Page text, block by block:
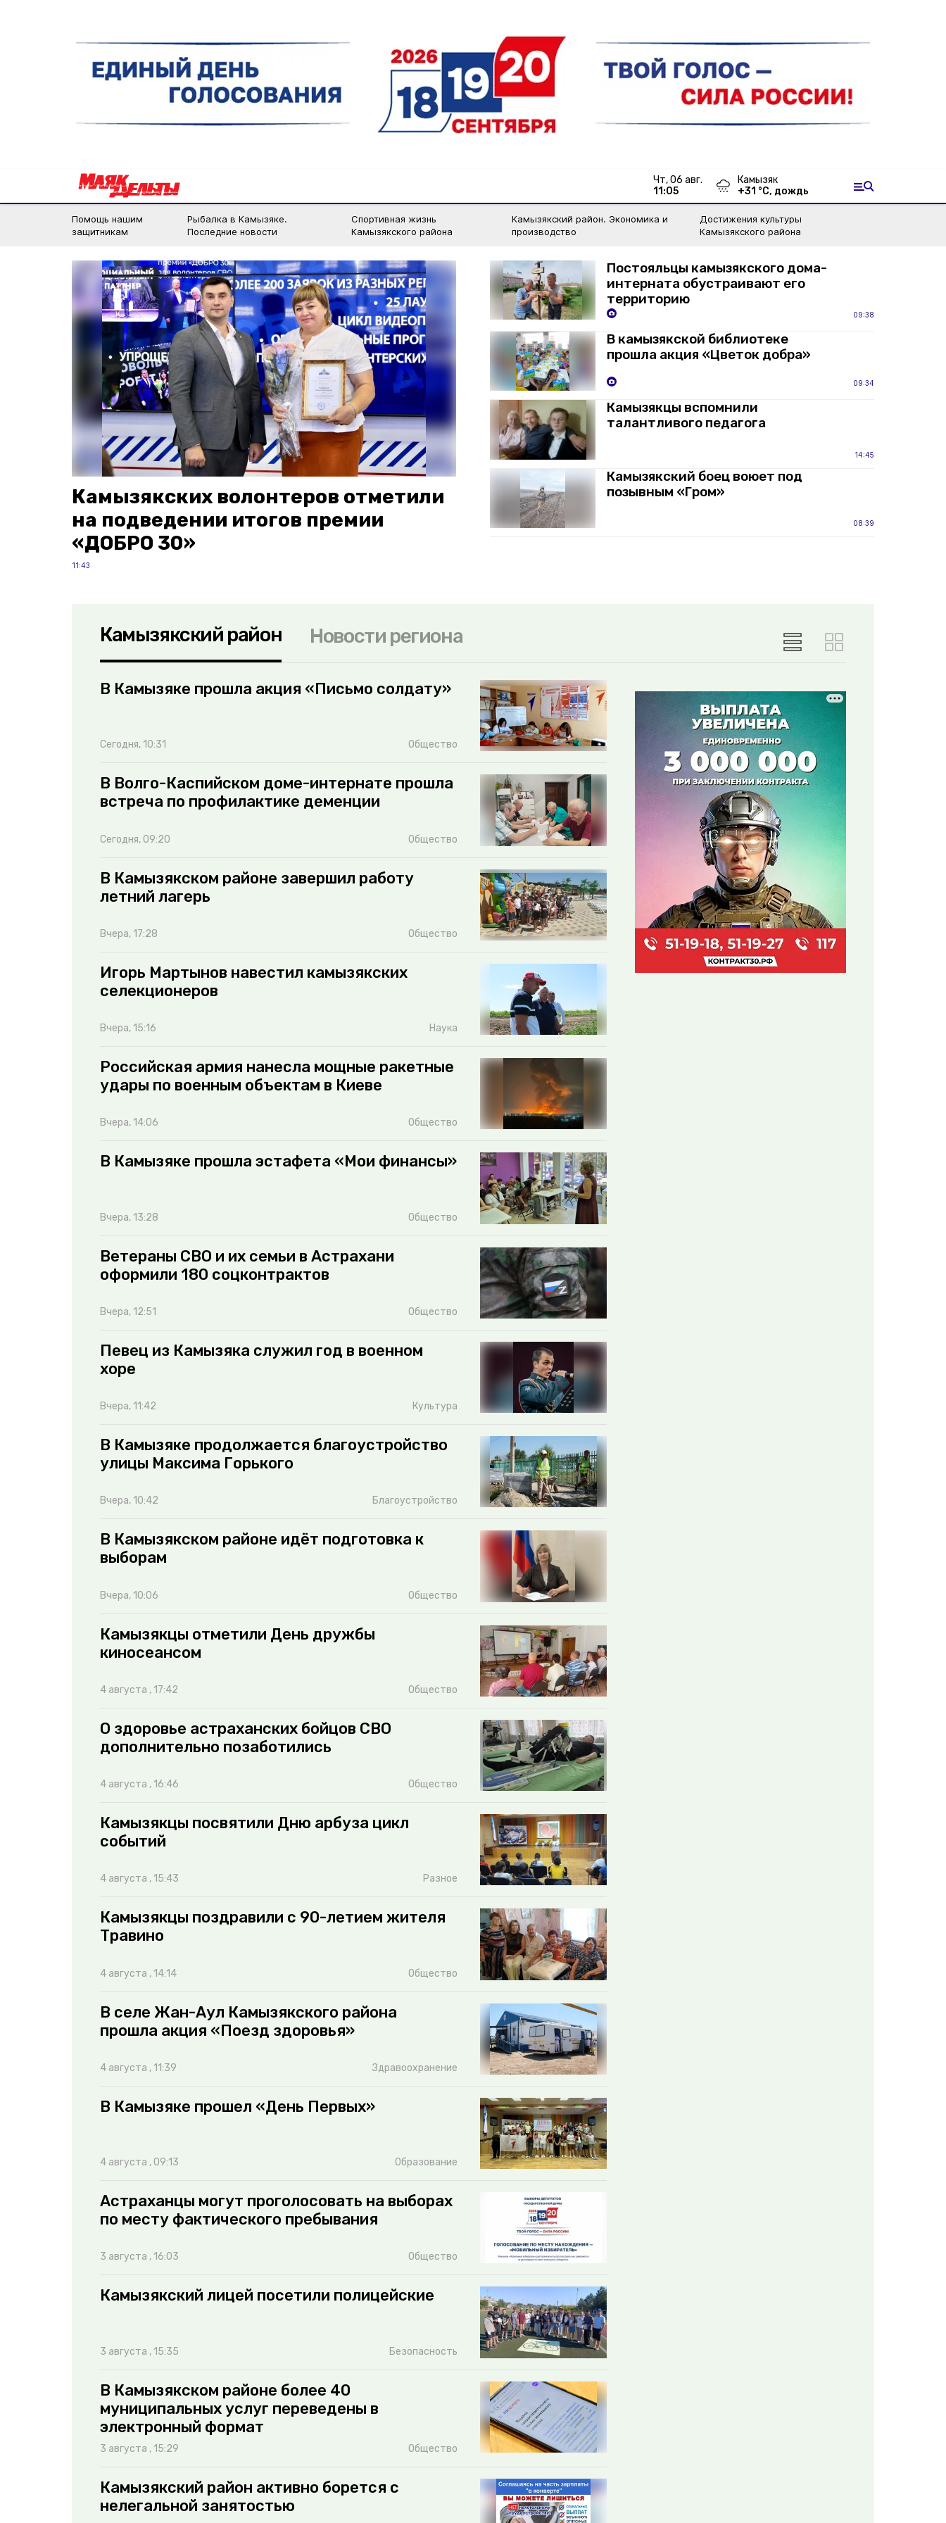
чт, 06 авг.
11:05
Камызяк
+31 °С, дождь
Помощь нашим
защитникам
Рыбалка в Камызяке.
Последние новости
Спортивная жизнь
Камызякского района
Камызякский район. Экономика и
производство
Достижения культуры
Камызякского района
Камызякских волонтеров отметили
на подведении итогов премии
«ДОБРО 30»
11:43
Постояльцы камызякского дома-
интерната обустраивают его
территорию
09:38
В камызякской библиотеке
прошла акция «Цветок добра»
09:34
Камызякцы вспомнили
талантливого педагога
14:45
Камызякский боец воюет под
позывным «Гром»
08:39
Камызякский район Новости региона
В Камызяке прошла акция «Письмо солдату»
Сегодня, 10:31 Общество
В Волго-Каспийском доме-интернате прошла
встреча по профилактике деменции
Сегодня, 09:20 Общество
В Камызякском районе завершил работу
летний лагерь
Вчера, 17:28 Общество
Игорь Мартынов навестил камызякских
селекционеров
Вчера, 15:16 Наука
Российская армия нанесла мощные ракетные
удары по военным объектам в Киеве
Вчера, 14:06 Общество
В Камызяке прошла эстафета «Мои финансы»
Вчера, 13:28 Общество
Ветераны СВО и их семьи в Астрахани
оформили 180 соцконтрактов
Вчера, 12:51 Общество
Певец из Камызяка служил год в военном
хоре
Вчера, 11:42 Культура
В Камызяке продолжается благоустройство
улицы Максима Горького
Вчера, 10:42 Благоустройство
В Камызякском районе идёт подготовка к
выборам
Вчера, 10:06 Общество
Камызякцы отметили День дружбы
киносеансом
4 августа , 17:42 Общество
О здоровье астраханских бойцов СВО
дополнительно позаботились
4 августа , 16:46 Общество
Камызякцы посвятили Дню арбуза цикл
событий
4 августа , 15:43 Разное
Камызякцы поздравили с 90-летием жителя
Травино
4 августа , 14:14 Общество
В селе Жан-Аул Камызякского района
прошла акция «Поезд здоровья»
4 августа , 11:39 Здравоохранение
В Камызяке прошел «День Первых»
4 августа , 09:13 Образование
Астраханцы могут проголосовать на выборах
по месту фактического пребывания
3 августа , 16:03 Общество
Камызякский лицей посетили полицейские
3 августа , 15:35 Безопасность
В Камызякском районе более 40
муниципальных услуг переведены в
электронный формат
3 августа , 15:29 Общество
Камызякский район активно борется с
нелегальной занятостью